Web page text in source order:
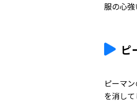
服の心強
ピ
ピーマ
を消し